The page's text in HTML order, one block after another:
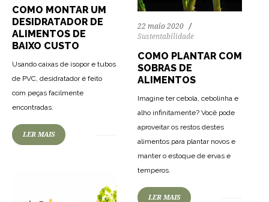
COMO MONTAR UM
DESIDRATADOR DE
ALIMENTOS DE
BAIXO CUSTO
Usando caixas de isopor e tubos
de PVC, desidratador é feito
com peças facilmente
encontradas.
LER MAIS
22 maio 2020
Sustentabilidade
COMO PLANTAR COM
SOBRAS DE
ALIMENTOS
Imagine ter cebola, cebolinha e
alho infinitamente? Você pode
aproveitar os restos destes
alimentos para plantar novos e
manter o estoque de ervas e
temperos.
LER MAIS